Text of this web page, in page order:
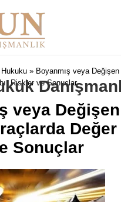
» Boyanmış veya Değişen
Riskler ve Sonuçlar
veya Değişen
Değer
Sonuçlar